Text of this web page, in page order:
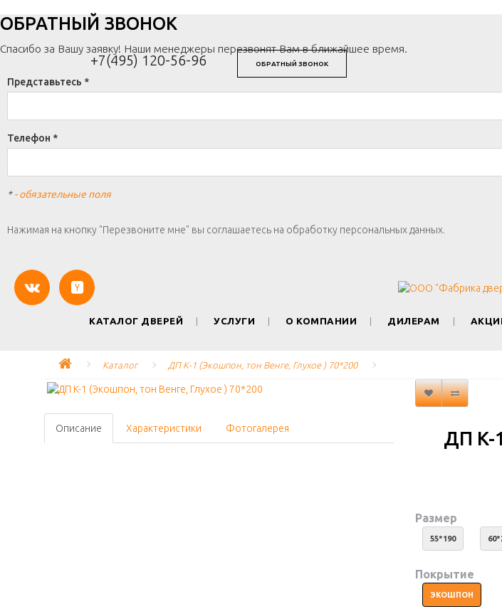
+7(495) 120-56-96 ОБРАТНЫЙ ЗВОНОК
ОБРАТНЫЙ ЗВОНОК
Спасибо за Вашу заявку! Наши менеджеры перезвонят Вам в ближайшее время.
Представьтесь *
Телефон *
*- обязательные поля
Нажимая на кнопку "Перезвоните мне" вы соглашаетесь на обработку персональных данных.
КАТАЛОГ ДВЕРЕЙ УСЛУГИ О КОМПАНИИ ДИЛЕРАМ
Каталог ДП K-1 (Экошпон, тон Венге, Глухое ) 70*200
Описание Характеристики Фотогалерея ДП K-
Размер
55*190
Покрытие
ЭКОШПОН